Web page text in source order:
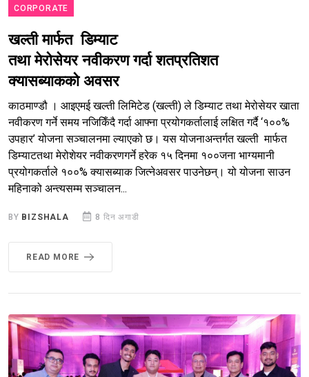
CORPORATE
खल्ती मार्फत डिम्याट
तथा मेरोसेयर नवीकरण गर्दा शतप्रतिशत
क्यासब्याकको अवसर
काठमाण्डौ । आइएमई खल्ती लिमिटेड (खल्ती) ले डिम्याट तथा मेरोसेयर खाता
नवीकरण गर्ने समय नजिकिँदै गर्दा आफ्ना प्रयोगकर्तालाई लक्षित गर्दै ‘१००%
उपहार’ योजना सञ्चालनमा ल्याएको छ। यस योजनाअन्तर्गत खल्ती मार्फत
डिम्याटतथा मेरोशेयर नवीकरणगर्ने हरेक १५ दिनमा १००जना भाग्यमानी
प्रयोगकर्ताले १००% क्यासब्याक जित्नेअवसर पाउनेछन्। यो योजना साउन
महिनाको अन्त्यसम्म सञ्चालन...
BY BIZSHALA 8 दिन अगाडी
READ MORE